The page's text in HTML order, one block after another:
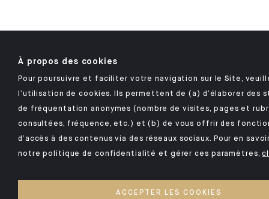
À propos des cookies
Pour poursuivre et faciliter votre navigation sur le Site,
l’utilisation de cookies. Ils permettent de (a) d’élaborer des
de fréquentation anonymes (nombre de visites, pages et
consultées, fréquence, etc.) et (b) de vous offrir des
d’accès à des contenus via des réseaux sociaux. Pour en
notre politique de confidentialité et gérer ces paramètres,
ACCEPTER LES COOKIES